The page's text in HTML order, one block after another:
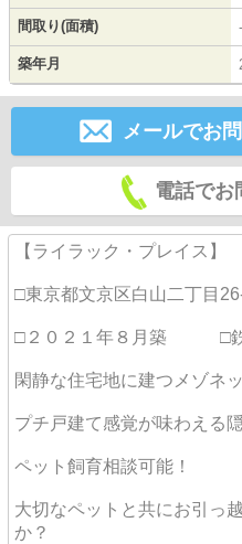
間取り(面積)
築年月
メールでお
電話でお
【ライラック・プレイス】
□東京都文京区白山二丁目
□２０２１年８月築 □鉄
閑静な住宅地に建つメゾネ
プチ戸建て感覚が味わえる
ペット飼育相談可能！
大切なペットと共にお引っ
か？